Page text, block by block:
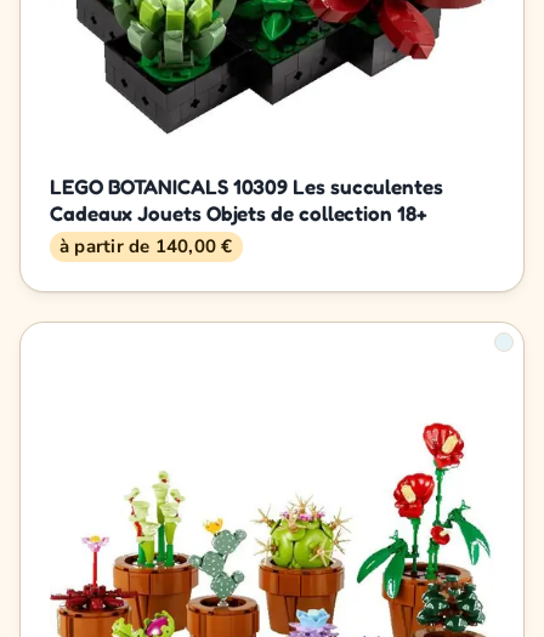
LEGO BOTANICALS 10309 Les succulentes
Cadeaux Jouets Objets de collection 18+
à partir de 140,00 €